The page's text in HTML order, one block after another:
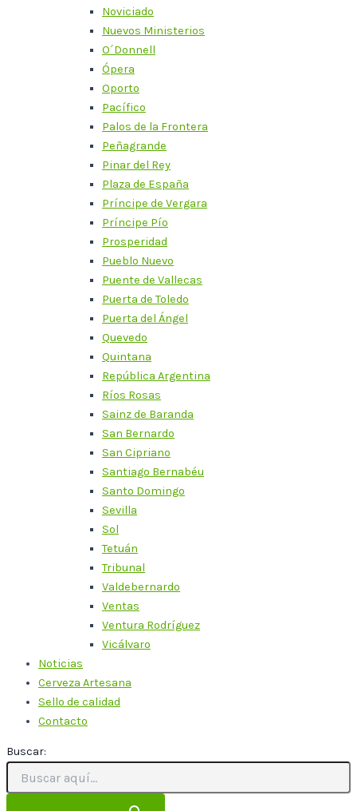
Noviciado
Nuevos Ministerios
O´Donnell
Ópera
Oporto
Pacífico
Palos de la Frontera
Peñagrande
Pinar del Rey
Plaza de España
Príncipe de Vergara
Príncipe Pío
Prosperidad
Pueblo Nuevo
Puente de Vallecas
Puerta de Toledo
Puerta del Ángel
Quevedo
Quintana
República Argentina
Ríos Rosas
Sainz de Baranda
San Bernardo
San Cipriano
Santiago Bernabéu
Santo Domingo
Sevilla
Sol
Tetuán
Tribunal
Valdebernardo
Ventas
Ventura Rodríguez
Vicálvaro
Noticias
Cerveza Artesana
Sello de calidad
Contacto
Buscar: